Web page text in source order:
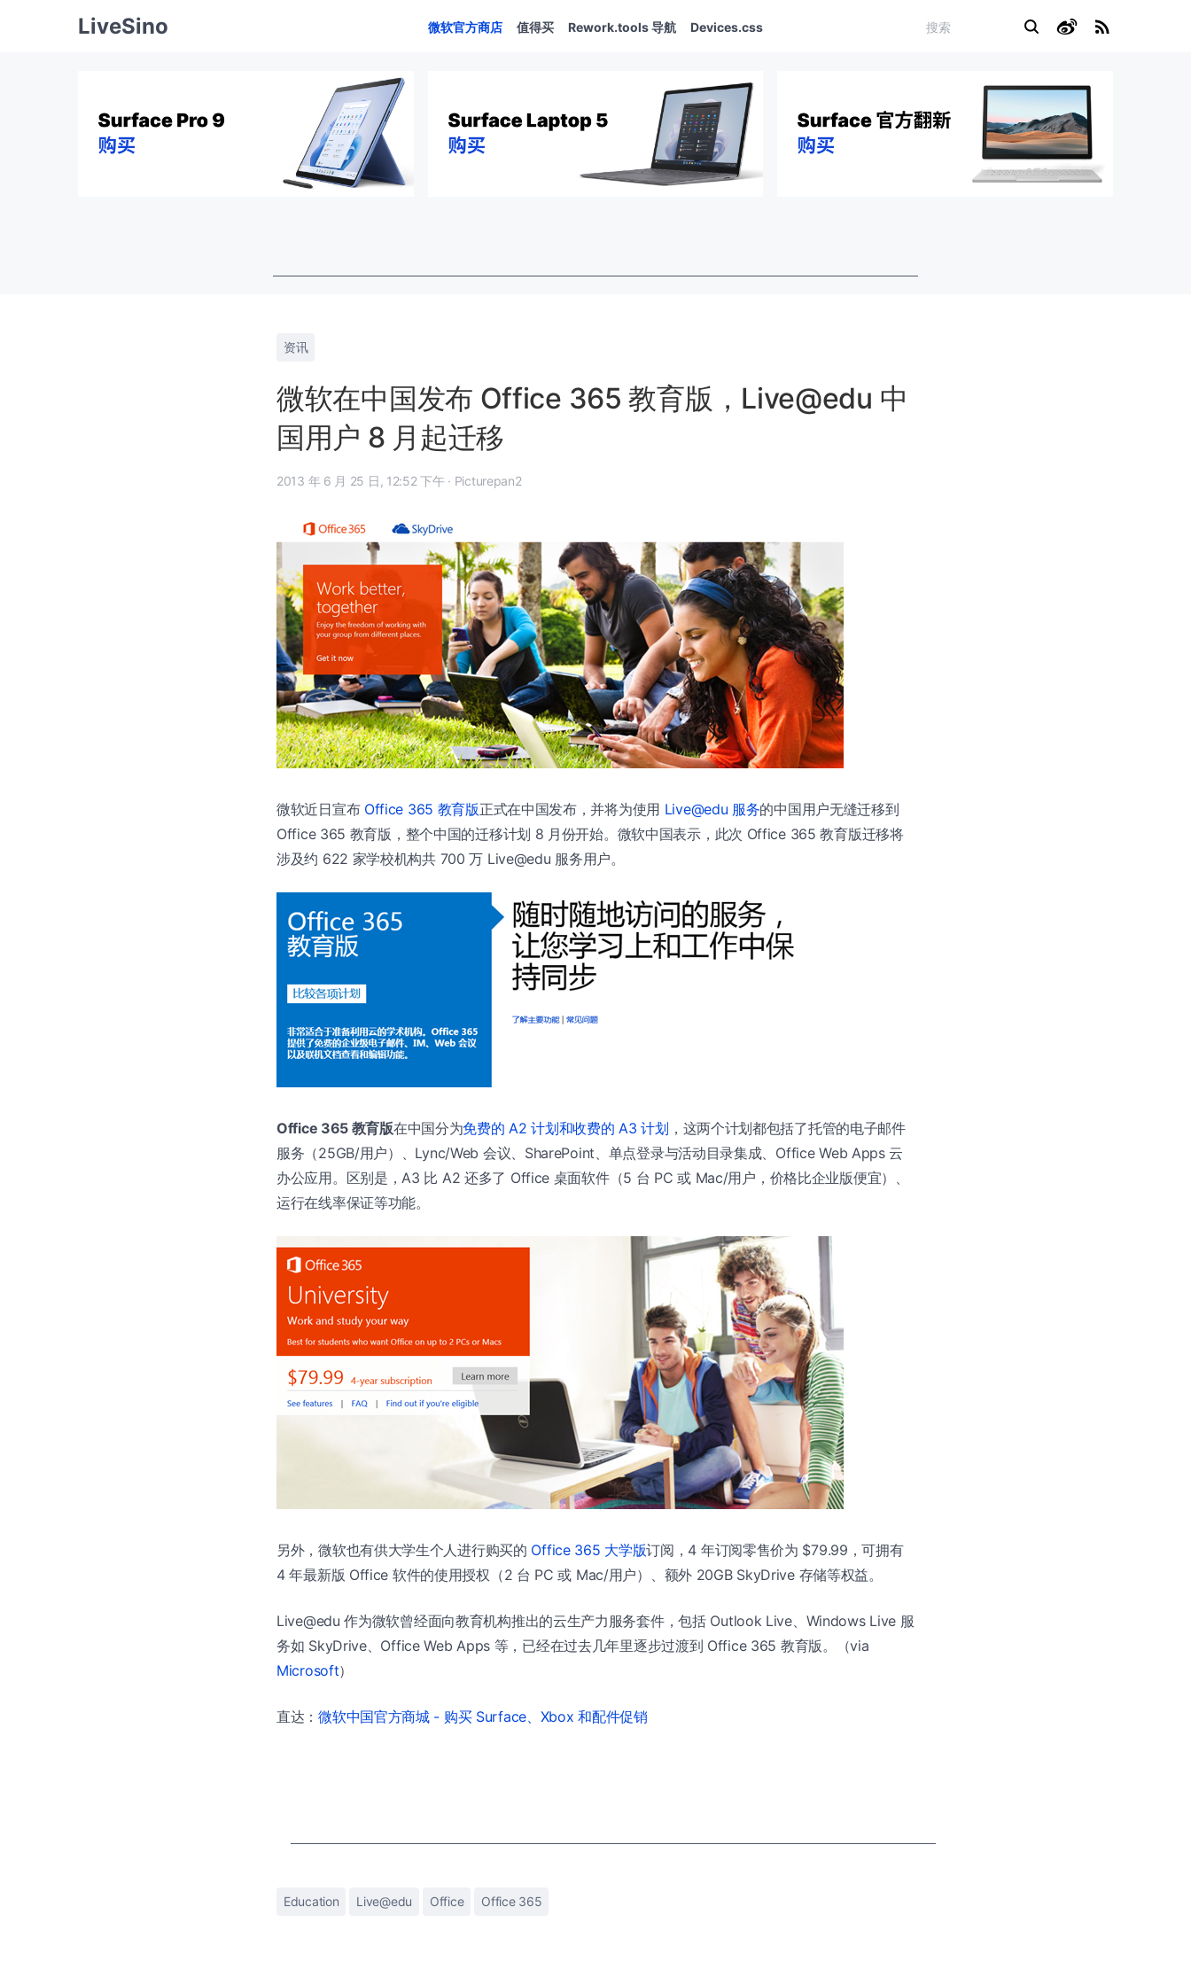
LiveSino 微软官方商店 值得买 Rework.tools 导航 Devices.css
资讯
微软在中国发布 Office 365 教育版，Live@edu 中
国用户 8 月起迁移
2013 年 6 月 25 日, 12:52 下午 · Picturepan2
微软近日宣布 Office 365 教育版正式在中国发布，并将为使用 Live@edu 服务的中国用户无缝迁移到
Office 365 教育版，整个中国的迁移计划 8 月份开始。微软中国表示，此次 Office 365 教育版迁移将
涉及约 622 家学校机构共 700 万 Live@edu 服务用户。
Office 365 教育版在中国分为免费的 A2 计划和收费的 A3 计划 ，这两个计划都包括了托管的电子邮件
服务（25GB/用户）、Lync/Web 会议、SharePoint、单点登录与活动目录集成、Office Web Apps 云
办公应用。区别是，A3 比 A2 还多了 Office 桌面软件（5 台 PC 或 Mac/用户，价格比企业版便宜）、
运行在线率保证等功能。
另外，微软也有供大学生个人进行购买的 Office 365 大学版订阅，4 年订阅零售价为 $79.99，可拥有
4 年最新版 Office 软件的使用授权（2 台 PC 或 Mac/用户）、额外 20GB SkyDrive 存储等权益。
Live@edu 作为微软曾经面向教育机构推出的云生产力服务套件，包括 Outlook Live、Windows Live 服
务如 SkyDrive、Office Web Apps 等，已经在过去几年里逐步过渡到 Office 365 教育版。（via
Microsoft）
直达：微软中国官方商城 - 购买 Surface、Xbox 和配件促销
Education Live@edu Office Office 365